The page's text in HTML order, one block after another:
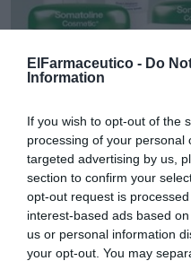
ElFarmaceutico - Do
Information
If you wish to opt-out of the
processing of your personal
targeted advertising by us,
section to confirm your
opt-out request is
interest-based ads based
us or personal information
your opt-out. You may
Somatoline
10 años
Noticias y novedades
Somatoline Cosmetic® llegó a
evolución ha conseguido
anticelulíticos, adaptándose a
a una amplia gama de
masculinos, superando las 15